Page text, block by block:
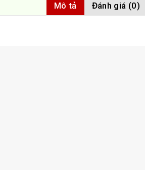
Mô tả Đánh giá (0)